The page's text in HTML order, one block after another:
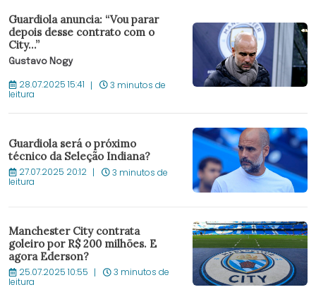
Guardiola anuncia: “Vou parar
depois desse contrato com o
City...”
Gustavo Nogy
28.07.2025 15:41 3 minutos de
leitura
Guardiola será o próximo
técnico da Seleção Indiana?
27.07.2025 20:12 3 minutos de
leitura
Manchester City contrata
goleiro por R$ 200 milhões. E
agora Ederson?
25.07.2025 10:55 3 minutos de
leitura